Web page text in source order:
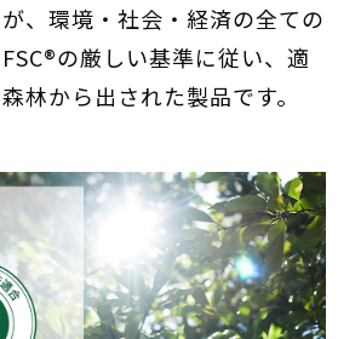
、環境・社会・経済の全ての
の厳しい基準に従い、適
林から出された製品です。